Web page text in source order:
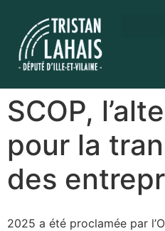
SCOP,
pour la
des
2025 a été proclamée par